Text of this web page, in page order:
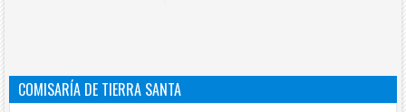
COMISARÍA DE TIERRA SANTA